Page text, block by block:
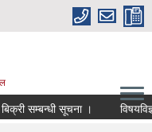
सम्बन्धी सूचना ।